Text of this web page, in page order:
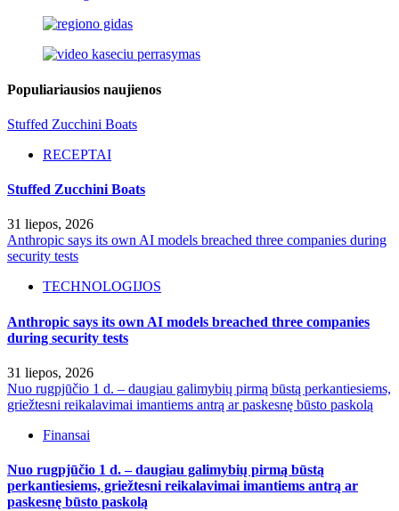
Populiariausios naujienos
Stuffed Zucchini Boats
RECEPTAI
Stuffed Zucchini Boats
31 liepos, 2026
Anthropic says its own AI models breached three companies during
security tests
TECHNOLOGIJOS
Anthropic says its own AI models breached three companies
during security tests
31 liepos, 2026
Nuo rugpjūčio 1 d. – daugiau galimybių pirmą būstą perkantiesiems,
griežtesni reikalavimai imantiems antrą ar paskesnę būsto paskolą
Finansai
Nuo rugpjūčio 1 d. – daugiau galimybių pirmą būstą
perkantiesiems, griežtesni reikalavimai imantiems antrą ar
paskesnę būsto paskolą